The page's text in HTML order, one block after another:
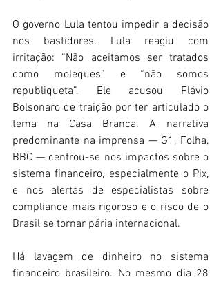
O governo Lula tentou impedir a decisão
nos bastidores. Lula reagiu com
irritação: “Não aceitamos ser tratados
como moleques” e “não somos
republiqueta”. Ele acusou Flávio
Bolsonaro de traição por ter articulado o
tema na Casa Branca. A narrativa
predominante na imprensa — G1, Folha,
BBC — centrou-se nos impactos sobre o
sistema financeiro, especialmente o Pix,
e nos alertas de especialistas sobre
compliance mais rigoroso e o risco de o
Brasil se tornar pária internacional.
Há lavagem de dinheiro no sistema
financeiro brasileiro. No mesmo dia 28